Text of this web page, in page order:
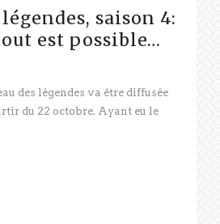
saison 4:
est possible…
des légendes va être diffusée
du 22 octobre. Ayant eu le